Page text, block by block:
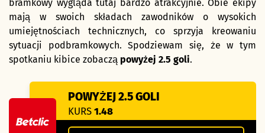
bramkowy wygląda tutaj bardzo atrakcyjnie. Obie ekipy
mają w swoich składach zawodników o wysokich
umiejętnościach technicznych, co sprzyja kreowaniu
sytuacji podbramkowych. Spodziewam się, że w tym
spotkaniu kibice zobaczą powyżej 2.5 goli.
POWYŻEJ 2.5 GOLI
KURS 1.48